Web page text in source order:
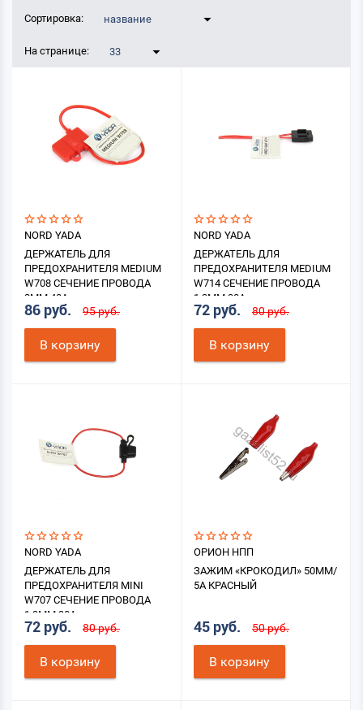
Сортировка: название
На странице: 33
NORD YADA
ДЕРЖАТЕЛЬ ДЛЯ
ПРЕДОХРАНИТЕЛЯ MEDIUM
W708 СЕЧЕНИЕ ПРОВОДА
2ММ 40А
86 руб. 95 руб.
В корзину
NORD YADA
ДЕРЖАТЕЛЬ ДЛЯ
ПРЕДОХРАНИТЕЛЯ MEDIUM
W714 СЕЧЕНИЕ ПРОВОДА
1,3ММ 30А
72 руб. 80 руб.
В корзину
NORD YADA
ДЕРЖАТЕЛЬ ДЛЯ
ПРЕДОХРАНИТЕЛЯ MINI
W707 СЕЧЕНИЕ ПРОВОДА
1,3ММ 30А
72 руб. 80 руб.
В корзину
ОРИОН НПП
ЗАЖИМ «КРОКОДИЛ» 50ММ/
5А КРАСНЫЙ
45 руб. 50 руб.
В корзину